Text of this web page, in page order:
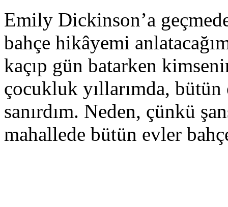
Emily Dickinson’a
bahçe hikâyemi
kaçıp gün batarken
çocukluk yıllarımda,
sanırdım. Neden, çünkü
mahallede bütün evler